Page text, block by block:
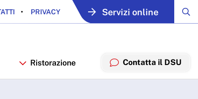
PRIVACY Servizi online
Ristorazione Contatta il DSU
"Pirandello"